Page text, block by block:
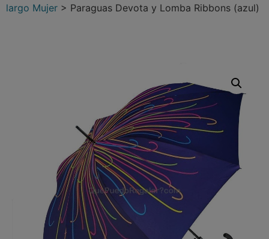
largo Mujer > Paraguas Devota y Lomba Ribbons (azul)